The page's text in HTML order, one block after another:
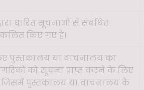
धारित सूचनाओं से संबंधित
किए गए हैं।
पुस्तकालय या वाचनालय का
को सूचना प्राप्त करने के लिए
जिसमें पुस्तकालय या वाचनालय के